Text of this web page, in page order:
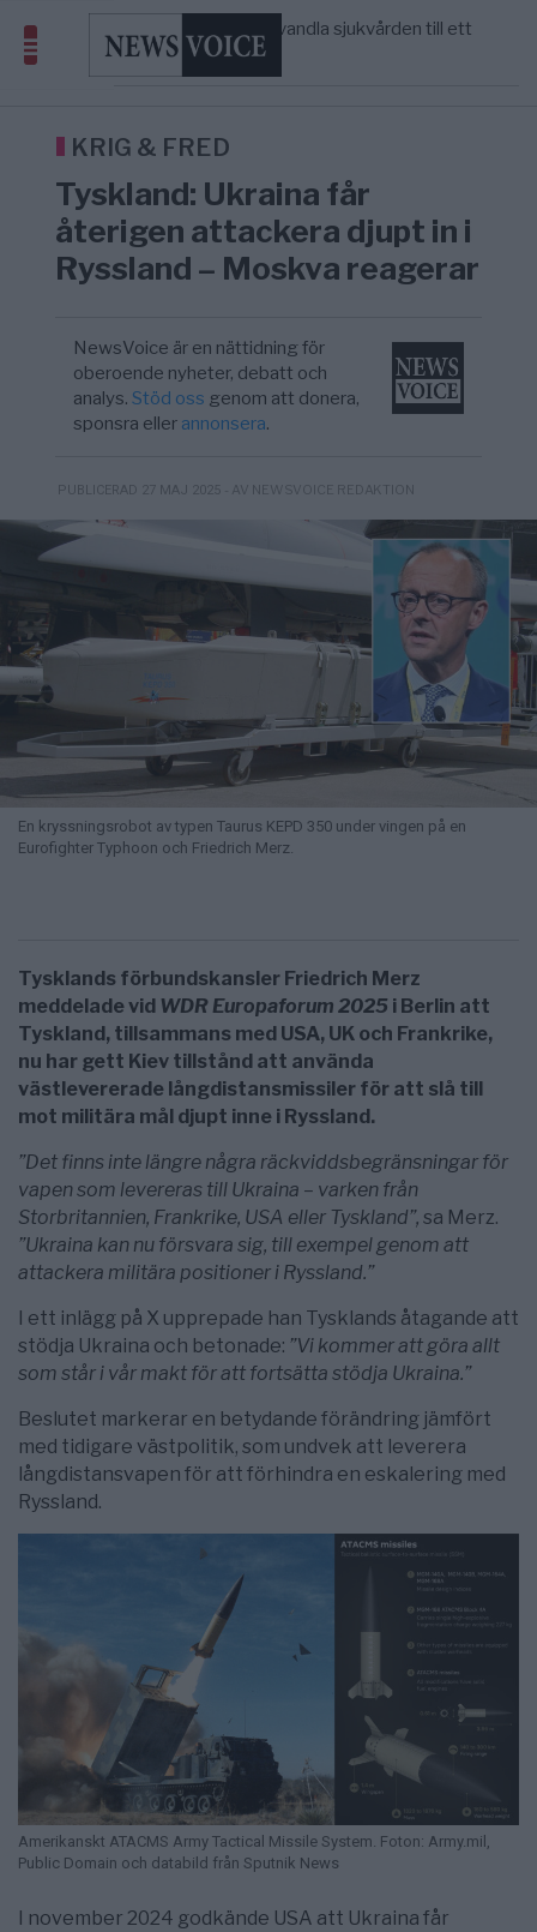
5/8
S och KD vill omvandla sjukvården till ett
geografiskt apartheidsystem
AFRIKA
Massiv anstormning till Ceuta – Misstankar
America” – Finally
KRIG & FRED
Tyskland: Ukraina får
återigen attackera djupt in i
Ryssland – Moskva reagerar
NewsVoice är en nättidning för
oberoende nyheter, debatt och
analys.Stöd oss genom att donera,
sponsra eller annonsera.
PUBLICERAD 27 MAJ 2025 - AV NEWSVOICE REDAKTION
En kryssningsrobot av typen Taurus KEPD 350 under vingen på en
Eurofighter Typhoon och Friedrich Merz.
Tysklands förbundskansler Friedrich Merz
meddelade vid WDR Europaforum 2025 i Berlin att
Tyskland, tillsammans med USA, UK och Frankrike,
nu har gett Kiev tillstånd att använda
västlevererade långdistansmissiler för att slå till
mot militära mål djupt inne i Ryssland.
”Det finns inte längre några räckviddsbegränsningar för
vapen som levereras till Ukraina – varken från
Storbritannien, Frankrike, USA eller Tyskland”, sa Merz.
”Ukraina kan nu försvara sig, till exempel genom att
attackera militära positioner i Ryssland.”
I ett inlägg på X upprepade han Tysklands åtagande att
stödja Ukraina och betonade: ”Vi kommer att göra allt
som står i vår makt för att fortsätta stödja Ukraina.”
Beslutet markerar en betydande förändring jämfört
med tidigare västpolitik, som undvek att leverera
långdistansvapen för att förhindra en eskalering med
Ryssland.
Amerikanskt ATACMS Army Tactical Missile System. Foton: Army.mil,
Public Domain och databild från Sputnik News
I november 2024 godkände USA att Ukraina får